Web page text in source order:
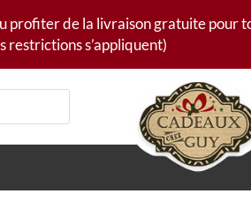
profiter de la livraison gratuite pour
restrictions s’appliquent)